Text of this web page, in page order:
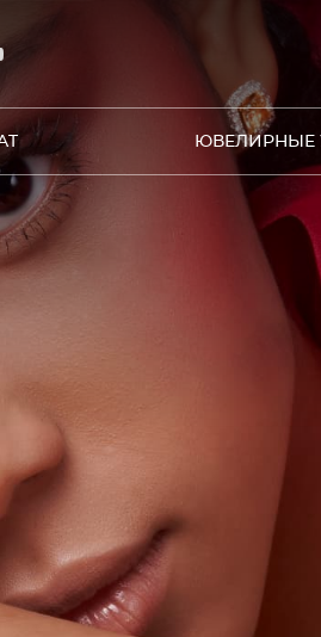
ЮВЕЛИРНЫЕ